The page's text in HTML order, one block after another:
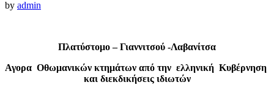
by admin
Πλατύστομο – Γιαννιτσού -Λαβανίτσα
Αγορα Οθωμανικών κτημάτων από την ελληνική Κυβέρνηση
και διεκδικήσεις ιδιωτών